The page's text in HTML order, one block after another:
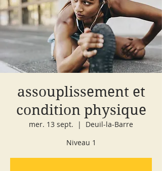
cours d'essai boutique
assouplissement et
condition physique
mer. 13 sept.
  |
Deuil-la-Barre
Niveau 1